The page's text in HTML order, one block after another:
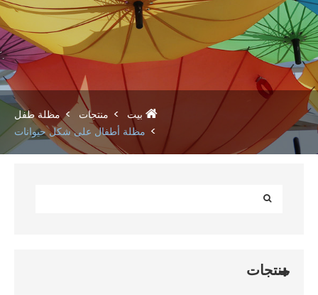
بيت منتجات
مظلة طفل
مظلة أطفال على شكل حيوانات
منتجات